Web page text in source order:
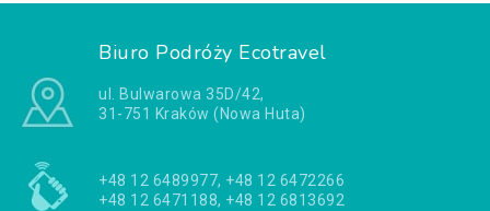
Biuro Podróży Ecotravel
ul. Bulwarowa 35D/42,
31-751 Kraków (Nowa Huta)
+48 12 6489977, +48 12 6472266
+48 12 6471188, +48 12 6813692